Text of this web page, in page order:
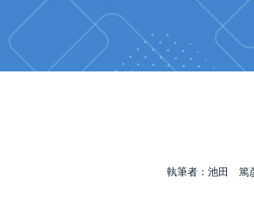
執筆者：池田 篤